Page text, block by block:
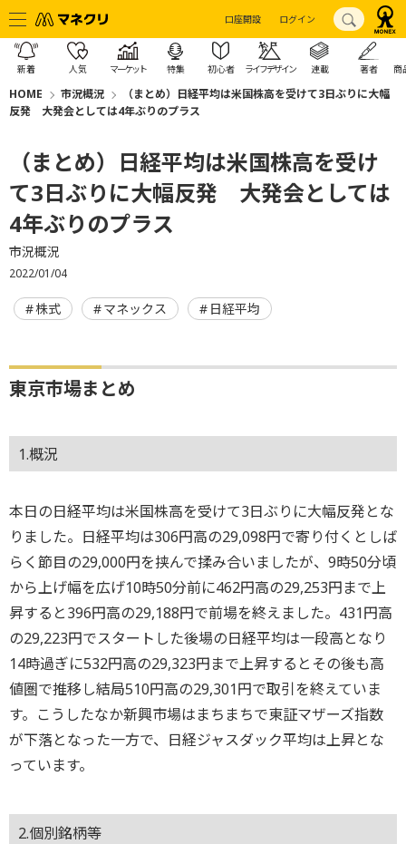
口座開設 ログイン
新着 人気 マーケット 特集 初心者 ライフデザイン 連載 著者 商
HOME 市況概況
（まとめ）日経平均は米国株高を受けて3日ぶりに大幅
反発 大発会としては4年ぶりのプラス
（まとめ）日経平均は米国株高を受け
て3日ぶりに大幅反発 大発会としては
4年ぶりのプラス
市況概況
2022/01/04
株式 マネックス 日経平均
東京市場まとめ
1.概況
本日の日経平均は米国株高を受けて3日ぶりに大幅反発とな
りました。日経平均は306円高の29,098円で寄り付くとしば
らく節目の29,000円を挟んで揉み合いましたが、9時50分頃
から上げ幅を広げ10時50分前に462円高の29,253円まで上
昇すると396円高の29,188円で前場を終えました。431円高
の29,223円でスタートした後場の日経平均は一段高となり
14時過ぎに532円高の29,323円まで上昇するとその後も高
値圏で推移し結局510円高の29,301円で取引を終えていま
す。こうしたなか新興市場はまちまちで東証マザーズ指数
が下落となった一方で、日経ジャスダック平均は上昇とな
っています。
2.個別銘柄等